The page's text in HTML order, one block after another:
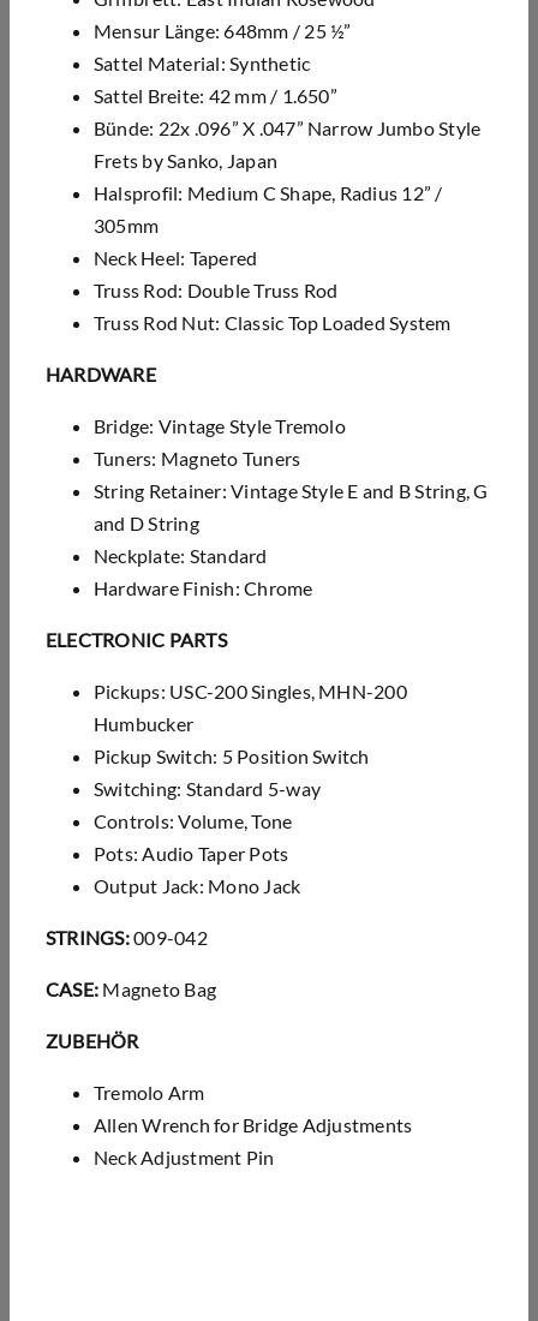
Mensur Länge: 648mm / 25 ½”
Sattel Material: Synthetic
Sattel Breite: 42 mm / 1.650”
Bünde: 22x .096” X .047” Narrow Jumbo Style
Frets by Sanko, Japan
Halsprofil: Medium C Shape, Radius 12” /
305mm
Neck Heel: Tapered
Truss Rod: Double Truss Rod
Truss Rod Nut: Classic Top Loaded System
HARDWARE
Bridge: Vintage Style Tremolo
Tuners: Magneto Tuners
String Retainer: Vintage Style E and B String, G
and D String
Neckplate: Standard
Hardware Finish: Chrome
ELECTRONIC PARTS
Pickups: USC-200 Singles, MHN-200
Humbucker
Pickup Switch: 5 Position Switch
Switching: Standard 5-way
Controls: Volume, Tone
Pots: Audio Taper Pots
Output Jack: Mono Jack
STRINGS:009-042
CASE: Magneto Bag
ZUBEHÖR
Tremolo Arm
Allen Wrench for Bridge Adjustments
Neck Adjustment Pin